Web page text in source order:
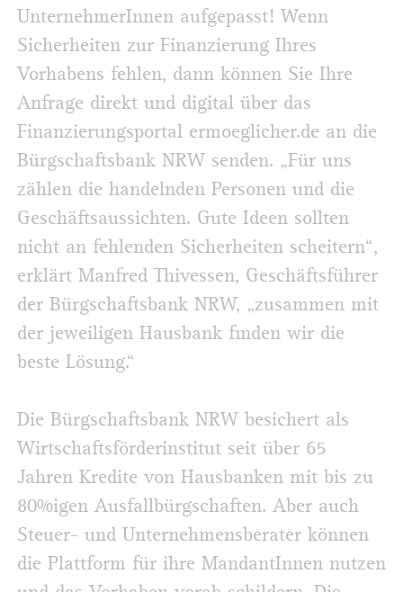
UnternehmerInnen aufgepasst! Wenn
Sicherheiten zur Finanzierung Ihres
Vorhabens fehlen, dann können Sie Ihre
Anfrage direkt und digital über das
Finanzierungsportal ermoeglicher.de an die
Bürgschaftsbank NRW senden. „Für uns
zählen die handelnden Personen und die
Geschäftsaussichten. Gute Ideen sollten
nicht an fehlenden Sicherheiten scheitern“,
erklärt Manfred Thivessen, Geschäftsführer
der Bürgschaftsbank NRW, „zusammen mit
der jeweiligen Hausbank finden wir die
beste Lösung.“
Die Bürgschaftsbank NRW besichert als
Wirtschaftsförderinstitut seit über 65
Jahren Kredite von Hausbanken mit bis zu
80%igen Ausfallbürgschaften. Aber auch
Steuer- und Unternehmensberater können
die Plattform für ihre MandantInnen nutzen